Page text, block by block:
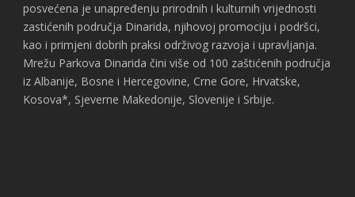
posvećena je unapređenju prirodnih i kulturnih vrijednosti
zastićenih područja Dinarida, njihovoj promociju i podršci,
kao i primjeni dobrih praksi održivog razvoja i upravljanja.
Mrežu Parkova Dinarida čini više od 100 zaštićenih područja
iz Albanije, Bosne i Hercegovine, Crne Gore, Hrvatske,
Kosova*, Sjeverne Makedonije, Slovenije i Srbije.